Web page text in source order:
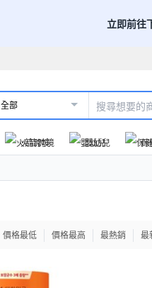
立即前往
全部
火箭跨境 嬰幼兒 保
價格最低 價格最高 最熱銷 最